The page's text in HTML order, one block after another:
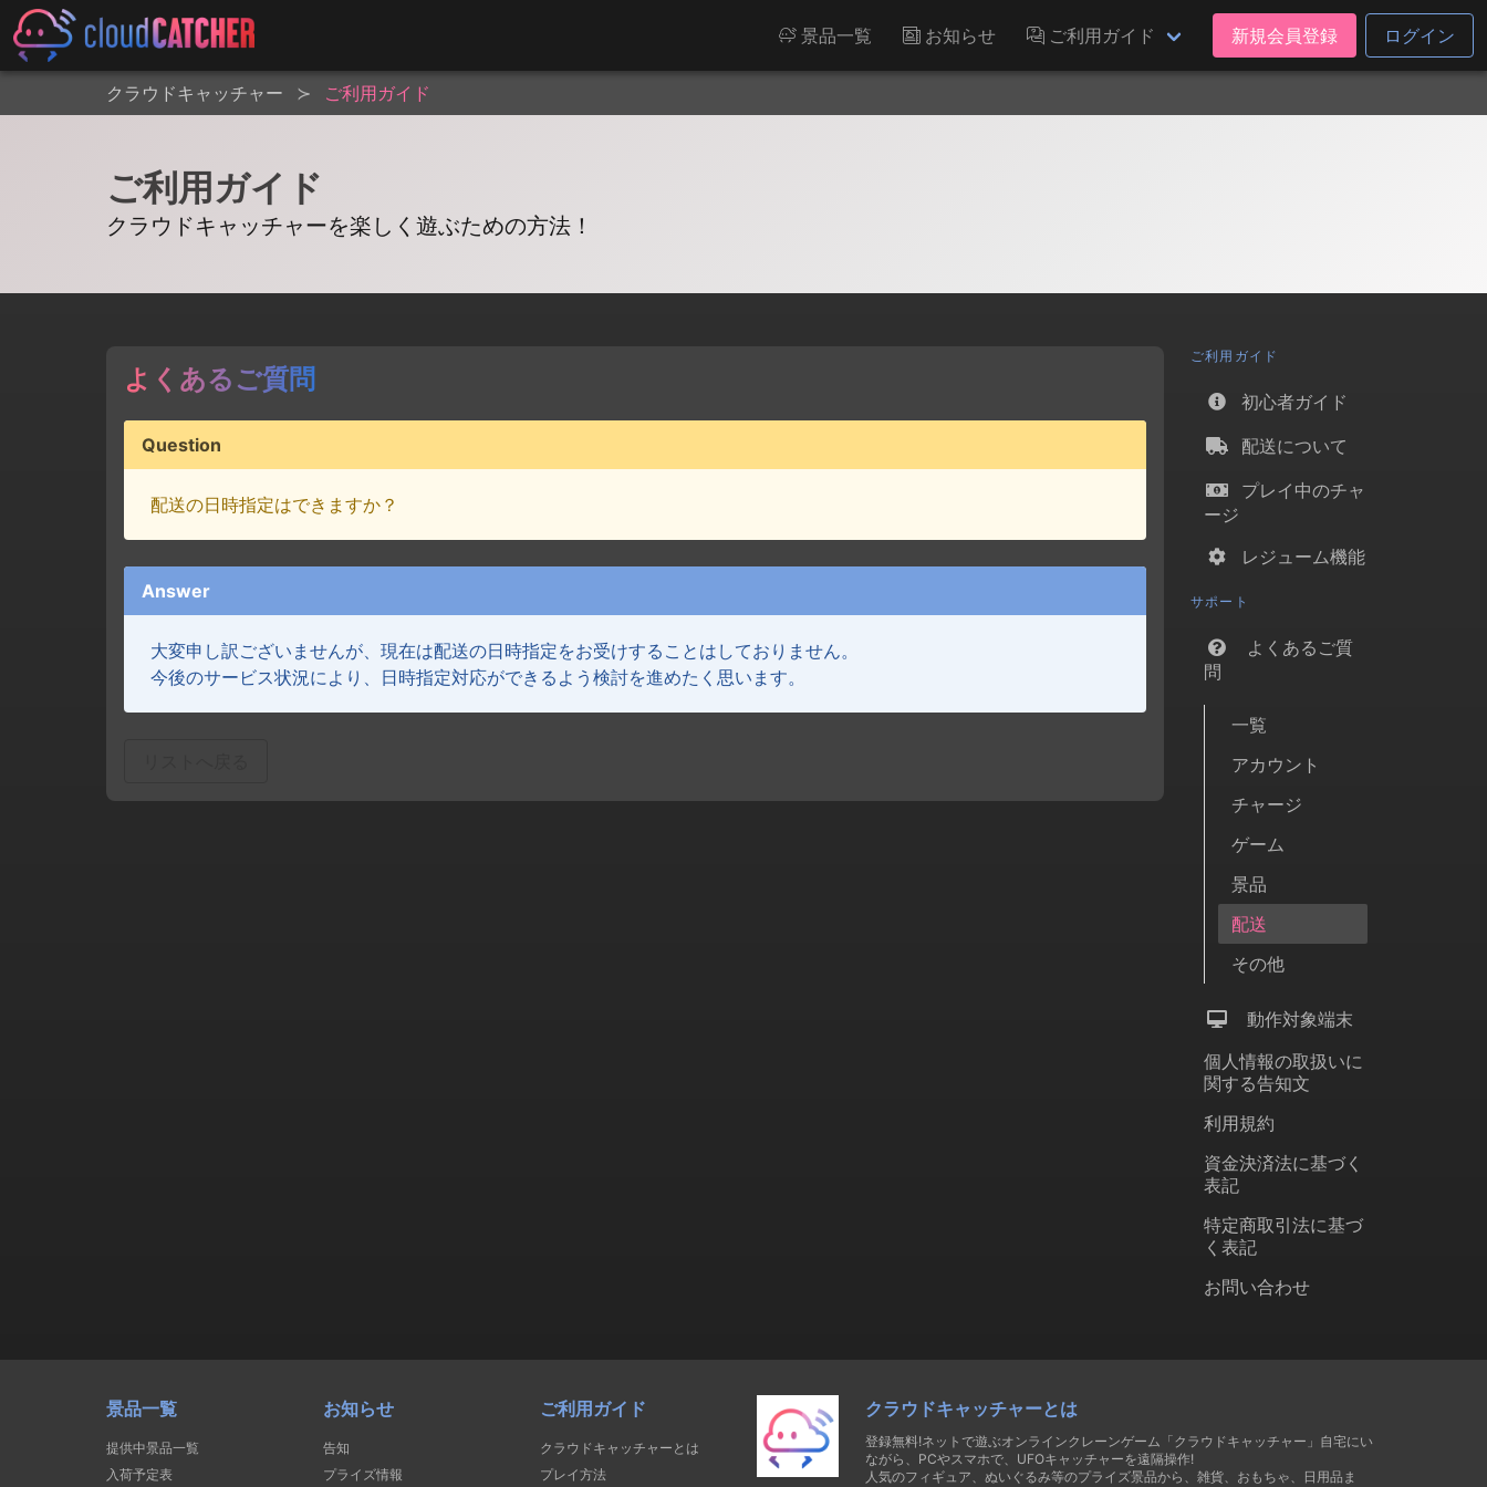
景品一覧 お知らせ ご利用ガイド 新規会員登録 ログイン
クラウドキャッチャー ご利用ガイド
ご利用ガイド
クラウドキャッチャーを楽しく遊ぶための方法！
よくあるご質問
Question
配送の日時指定はできますか？
Answer
大変申し訳ございませんが、現在は配送の日時指定をお受けすることはしておりません。
今後のサービス状況により、日時指定対応ができるよう検討を進めたく思います。
ご利用ガイド
初心者ガイド
配送について
プレイ中のチャ
ージ
レジューム機能
サポート
よくあるご質
問
一覧
アカウント
チャージ
ゲーム
景品
配送
その他
動作対象端末
個人情報の取扱いに
関する告知文
利用規約
資金決済法に基づく
表記
特定商取引法に基づ
く表記
お問い合わせ
景品一覧
提供中景品一覧
入荷予定表
お知らせ
告知
プライズ情報
ご利用ガイド
クラウドキャッチャーとは
プレイ方法
クラウドキャッチャーとは
登録無料!ネットで遊ぶオンラインクレーンゲーム「クラウドキャッチャー」自宅にい
ながら、PCやスマホで、UFOキャッチャーを遠隔操作!
人気のフィギュア、ぬいぐるみ等のプライズ景品から、雑貨、おもちゃ、日用品ま